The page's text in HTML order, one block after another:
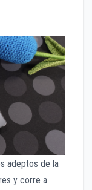
adeptos de la
y corre a